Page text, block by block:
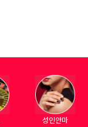
성인안마